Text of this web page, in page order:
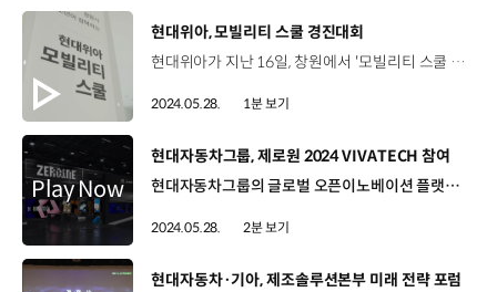
[동영상]
현대위아, 모빌리티 스쿨 경진대회
현대위아가 지난 16일, 창원에서 '모빌리티 스쿨 경진대회'를 개최했습니다. '모빌리티 스쿨'은 교육용 레고 '스파이크 프라임'을 이용해 로봇과 모빌리티 제조 솔루션 등을 직접 만들어보며 미래 모빌리티와 친숙해지는 프로그램인데요 이날 경진대회에는 모빌리티 스쿨에 참여했던 창원 지역 90여 명의 학생들이 직접 만든 로봇을 선보였습니다. 대회가 끝난 뒤 학생들은 자동차 부품과 기계 생산 현장을 둘러보고 멘토들과 대화를 나누며 미래에 대한 꿈을 키워 나갔습니다.
2024.05.28. 1분 보기
[동영상]
현대자동차그룹, 제로원 2024 VIVATECH 참여
현대자동차그룹의 글로벌 오픈이노베이션 플랫폼, 제로원( ZERO1NE)이 파리 엑스포드 베르사유에서 열린 ‘2024 Viva Technology’ 전시에 참여했습니다. VIVATECH는 매년 프랑스 파리에서 개최되는 유럽 최대의 스타트업 기술 전시회인데요. 올해는 글로벌 대기업과 테크 스타트업, 정부 기관 등을 포함해 약3천 개의 전시관이 설치됐습니다. 이번 행사에서 제로원은 'Seamless Post Human City(경계를 허문 미래도시)'를 주제로 전시 부스를 마련했는데요. 현대자동차그룹과 사업 및 기술 협력을 진행했던 모빈과 바이오믹, 제드릭스 등 스타트업 3개사와 미래 도시환경 탐구 크리에이터팀 IVAAIU City가 부스 내부에 전시관을 설치했습니다. 특히 이번 전시에서는 제로원의 데이터 시각화 연구와 인간과 로봇의 공간 공존 프로젝트를 융합한 최신작을 선보였는데요. 보스턴 다이내믹스의 로봇 '스팟'(SPOT)을 활용해 파리의 대기오염과 정화 데이터를 측정하고 이를 시각화한 작품을 전시했습니다. 또한 2024 파리 올림픽 시즌에 맞춰 현대자동차그룹의 양궁 지원기술을 체험할 수 있는 스포츠 테크존도 함께 운영해 현지의 뜨거운 호응을 얻었습니다.
2024.05.28. 2분 보기
[동영상]
현대자동차·기아, 제조솔루션본부 미래 전략 포럼